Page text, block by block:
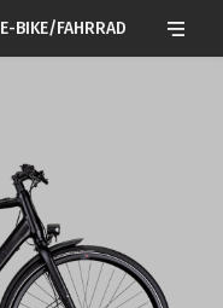
E-BIKE/FAHRRAD